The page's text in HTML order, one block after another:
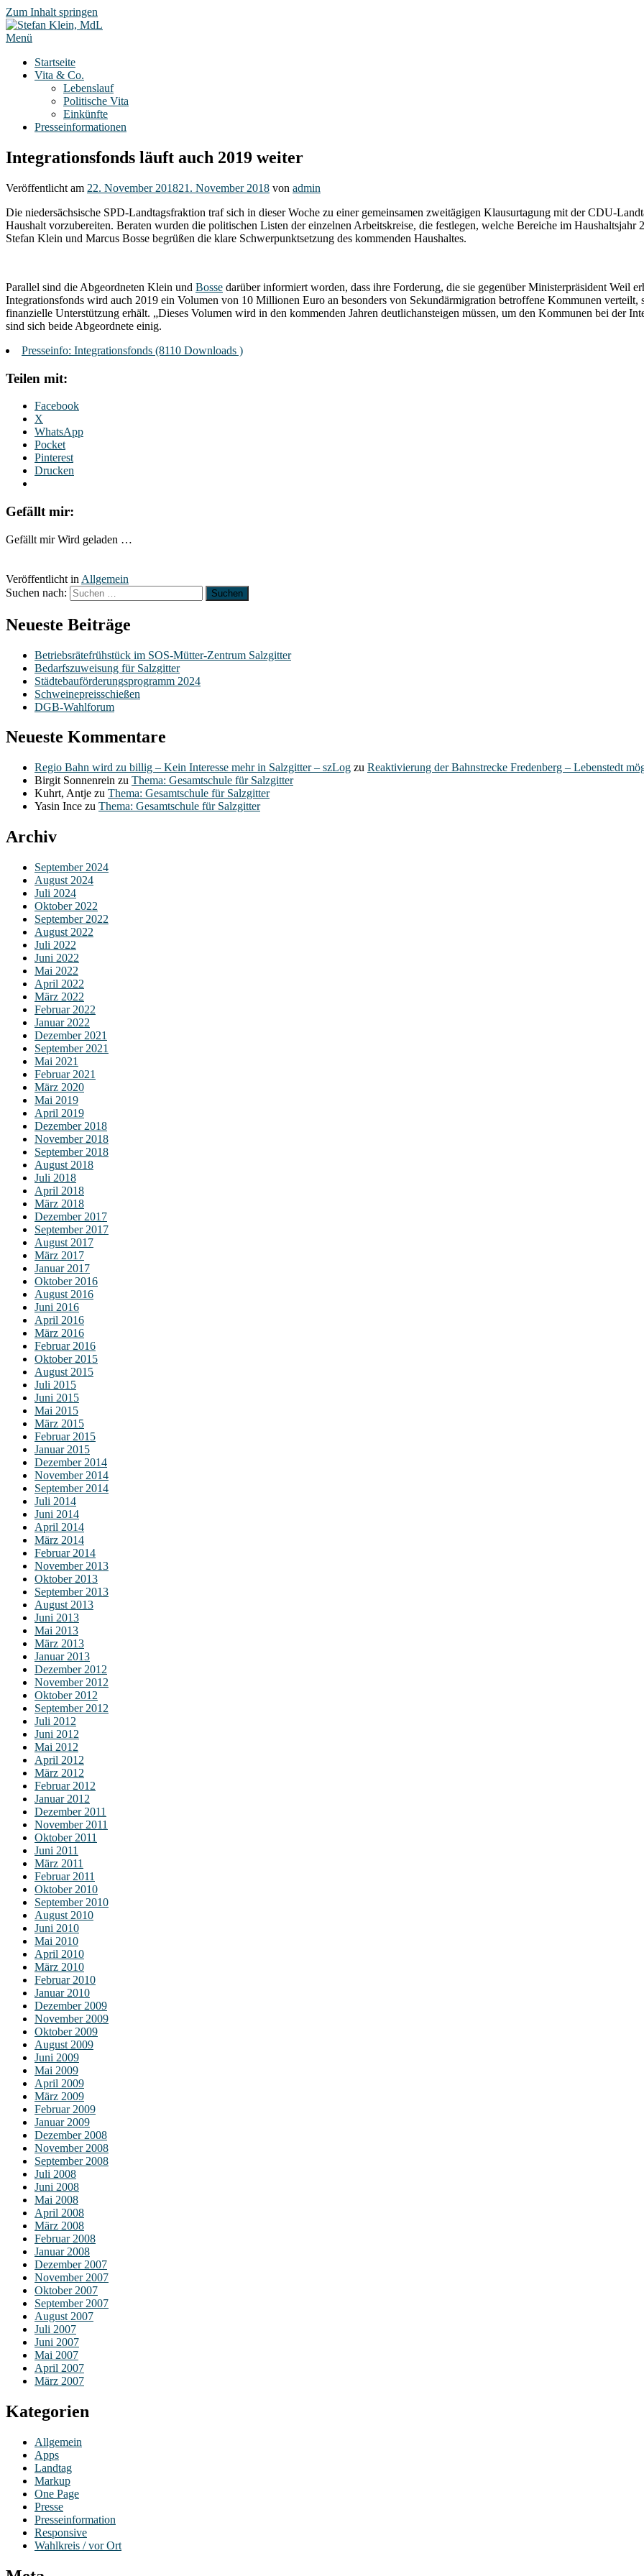
Zum Inhalt springen
Menü
Startseite
Vita & Co.
Lebenslauf
Politische Vita
Einkünfte
Presseinformationen
Integrationsfonds läuft auch 2019 weiter
Veröffentlicht am 22. November 201821. November 2018 von admin
Die niedersächsische SPD-Landtagsfraktion traf sich in dieser Woche zu einer gemeinsamen zweitägigen Klausurtagung mit der CDU-
Haushalt vorzubereiten. Beraten wurden die politischen Listen der einzelnen Arbeitskreise, die festlegen, welche Bereiche im
Stefan Klein und Marcus Bosse begrüßen die klare Schwerpunktsetzung des kommenden Haushaltes.
Parallel sind die Abgeordneten Klein und Bosse darüber informiert worden, dass ihre Forderung, die sie gegenüber Ministerpräsident Weil
Integrationsfonds wird auch 2019 ein Volumen von 10 Millionen Euro an besonders von Sekundärmigration betroffene Kommunen verteilt,
finanzielle Unterstützung erhält. „Dieses Volumen wird in den kommenden Jahren deutlichansteigen müssen, um den Kommunen bei der
sind sich beide Abgeordnete einig.
Presseinfo: Integrationsfonds (8110 Downloads )
Teilen mit:
Facebook
X
WhatsApp
Pocket
Pinterest
Drucken
Gefällt mir:
Gefällt mir Wird geladen …
Veröffentlicht in Allgemein
Suchen nach:
Neueste Beiträge
Betriebsrätefrühstück im SOS-Mütter-Zentrum Salzgitter
Bedarfszuweisung für Salzgitter
Städtebauförderungsprogramm 2024
Schweinepreisschießen
DGB-Wahlforum
Neueste Kommentare
Regio Bahn wird zu billig – Kein Interesse mehr in Salzgitter – szLog zu Reaktivierung der Bahnstrecke Fredenberg – Lebenstedt
Birgit Sonnenrein zu Thema: Gesamtschule für Salzgitter
Kuhrt, Antje zu Thema: Gesamtschule für Salzgitter
Yasin Ince zu Thema: Gesamtschule für Salzgitter
Archiv
September 2024
August 2024
Juli 2024
Oktober 2022
September 2022
August 2022
Juli 2022
Juni 2022
Mai 2022
April 2022
März 2022
Februar 2022
Januar 2022
Dezember 2021
September 2021
Mai 2021
Februar 2021
März 2020
Mai 2019
April 2019
Dezember 2018
November 2018
September 2018
August 2018
Juli 2018
April 2018
März 2018
Dezember 2017
September 2017
August 2017
März 2017
Januar 2017
Oktober 2016
August 2016
Juni 2016
April 2016
März 2016
Februar 2016
Oktober 2015
August 2015
Juli 2015
Juni 2015
Mai 2015
März 2015
Februar 2015
Januar 2015
Dezember 2014
November 2014
September 2014
Juli 2014
Juni 2014
April 2014
März 2014
Februar 2014
November 2013
Oktober 2013
September 2013
August 2013
Juni 2013
Mai 2013
März 2013
Januar 2013
Dezember 2012
November 2012
Oktober 2012
September 2012
Juli 2012
Juni 2012
Mai 2012
April 2012
März 2012
Februar 2012
Januar 2012
Dezember 2011
November 2011
Oktober 2011
Juni 2011
März 2011
Februar 2011
Oktober 2010
September 2010
August 2010
Juni 2010
Mai 2010
April 2010
März 2010
Februar 2010
Januar 2010
Dezember 2009
November 2009
Oktober 2009
August 2009
Juni 2009
Mai 2009
April 2009
März 2009
Februar 2009
Januar 2009
Dezember 2008
November 2008
September 2008
Juli 2008
Juni 2008
Mai 2008
April 2008
März 2008
Februar 2008
Januar 2008
Dezember 2007
November 2007
Oktober 2007
September 2007
August 2007
Juli 2007
Juni 2007
Mai 2007
April 2007
März 2007
Kategorien
Allgemein
Apps
Landtag
Markup
One Page
Presse
Presseinformation
Responsive
Wahlkreis / vor Ort